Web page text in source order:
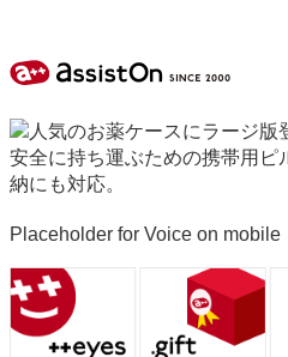
Placeholder for Voice on mobile
eyes